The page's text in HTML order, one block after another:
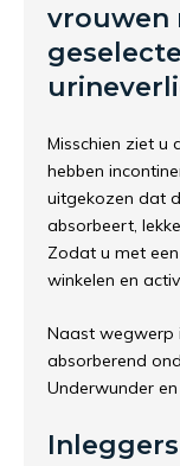
vrouwen
Misschien ziet u
hebben
uitgekozen dat
absorbeert,
Zodat u met
winkelen en
Naast wegwerp
absorberend
Underwunder en